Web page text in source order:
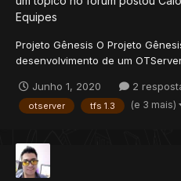
Equipes
Projeto Gênesis O Projeto
desenvolvimento de um
bons servidores para se jogar
que ainda não conhecem o
Junho 1, 2020 2
otserver tfs 1.3 (e 3 mais)